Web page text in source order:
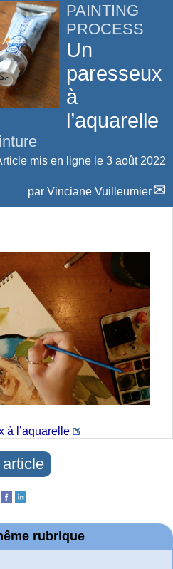
PAINTING
PROCESS
Un
paresseux
à
l’aquarelle
mis en ligne le 3 août 2022
par Vinciane Vuilleumier
à l’aquarelle
rubrique